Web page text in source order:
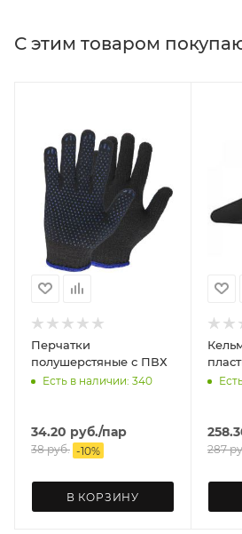
С этим товаром
Перчатки
полушерстяные с ПВХ
Есть в наличии: 340
34.20 руб./пар
38руб. -10%
В КОРЗИНУ
287